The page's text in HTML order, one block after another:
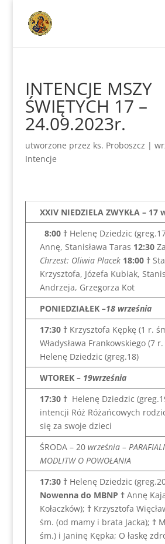
INTENCJE MSZY
ŚWIĘTYCH 17 –
24.09.2023r.
utworzone przez ks. Proboszcz |
Intencje
XXIV NIEDZIELA ZWYKŁA – 17
8:00 † Helenę Dziedzic
Annę, Stanisława Taras 12:30
Chrzest: Oliwia Placek 18:00 †
Krzysztofa, Józefa Kubiak,
Andrzeja, Grzegorza Kot
PONIEDZIAŁEK –18 września
17:30 † Krzysztofa Kępkę (1 r.
Władysława Frankowskiego (7
Helenę Dziedzic (greg.18)
WTOREK – 19września
17:30 † Helenę Dziedzic
intencji Róż Różańcowych
się za swoje dzieci
ŚRODA – 20 września –
MODLITW O POWOŁANIA
17:30 † Helenę Dziedzic
Nowenna do MBNP †Annę
Kołaczków); † Krzysztofa
śm. (od mamy i brata Jacka); †
śm.) i Janinę Kępka; O łaskę